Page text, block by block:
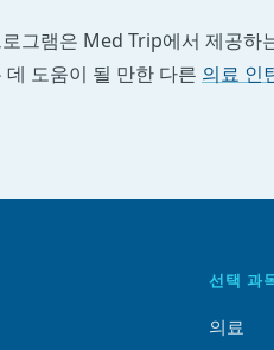
그램은 Med Trip에서 제공
도움이 될 만한 다른 의료 인
선택 과
의료